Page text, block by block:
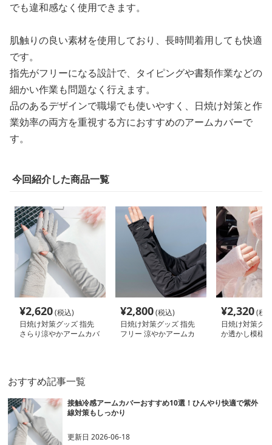
でも違和感なく使用できます。
肌触りの良い素材を使用しており、長時間着用しても快適
です。
指先がフリーになる設計で、タイピングや書類作業などの
細かい作業も問題なく行えます。
品のあるデザインで職場でも使いやすく、日焼け対策と作
業効率の両方を重視する方におすすめのアームカバーで
す。
今回紹介した商品一覧
¥2,620(税込)
日焼け対策グッズ 指先
さらり涼やかアームカバ
¥2,800(税込)
日焼け対策グッズ 指先
フリー 涼やかアームカ
¥2,320(税
日焼け対策グ
か透かし模様
おすすめ記事一覧
接触冷感アームカバーおすすめ10選！ひんやり快適で紫外
線対策もしっかり
更新日2026-06-18